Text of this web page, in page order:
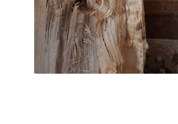
"Pédale Pédale", décembre 2018